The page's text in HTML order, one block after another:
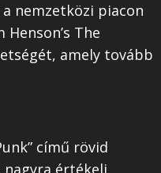
nemzetközi piacon
The
amely tovább
című rövid